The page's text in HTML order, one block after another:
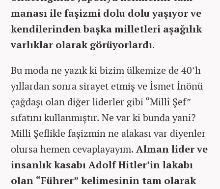
manası ile faşizmi dolu dolu yaşıyor ve
kendilerinden başka milletleri aşağılık
varlıklar olarak görüyorlardı.
Bu moda ne yazık ki bizim ülkemize de 40’lı
yıllardan sonra sirayet etmiş ve İsmet İnönü
çağdaşı olan diğer liderler gibi “Millî Şef”
sıfatını kullanmıştır. Ne var ki bunda yani?
Milli Şeflikle faşizmin ne alakası var diyenler
olursa hemen cevaplayayım.Alman lider ve
insanlık kasabı Adolf Hitler’in lakabı
olan “Führer” kelimesinin tam olarak